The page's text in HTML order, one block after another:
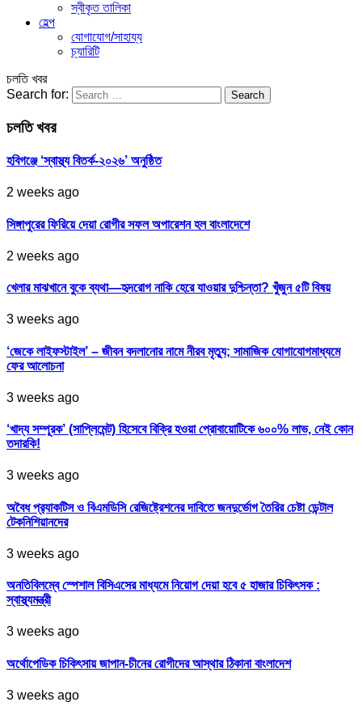
স্বীকৃত তালিকা
হেল্প
যোগাযোগ/সাহায্য
চ্যারিটি
চলতি খবর
Search for:
চলতি খবর
হবিগঞ্জে ‘স্বাস্থ্য বিতর্ক-২০২৬’ অনুষ্ঠিত
2 weeks ago
সিঙ্গাপুরের ফিরিয়ে দেয়া রোগীর সফল অপারেশন হল বাংলাদেশে
2 weeks ago
খেলার মাঝখানে বুকে ব্যথা—হৃদরোগ নাকি হেরে যাওয়ার দুশ্চিন্তা? খুঁজুন ৫টি বিষয়
3 weeks ago
‘জেকে লাইফস্টাইল’ – জীবন বদলানোর নামে নীরব মৃত্যু; সামাজিক যোগাযোগমাধ্যমে
ফের আলোচনা
3 weeks ago
‘খাদ্য সম্পূরক’ (সাপ্লিমেন্ট) হিসেবে বিক্রি হওয়া প্রোবায়োটিকে ৬০০% লাভ, নেই কোন
তদারকি!
3 weeks ago
অবৈধ প্র‍্যাকটিস ও বিএমডিসি রেজিষ্ট্রেশনের দাবিতে জনদুর্ভোগ তৈরির চেষ্টা ডেন্টাল
টেকনিশিয়ানদের
3 weeks ago
অনতিবিলম্বে স্পেশাল বিসিএসের মাধ্যমে নিয়োগ দেয়া হবে ৫ হাজার চিকিৎসক :
স্বাস্থ্যমন্ত্রী
3 weeks ago
অর্থোপেডিক চিকিৎসায় জাপান-চীনের রোগীদের আস্থার ঠিকানা বাংলাদেশ
3 weeks ago